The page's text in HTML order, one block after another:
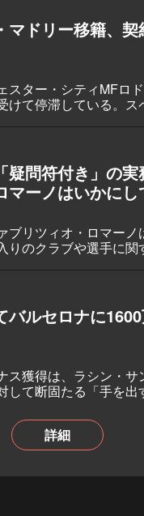
マドリー移籍、契
スター・シティMFロ
けて停滞している。ス
たが、個人条件と移
疑問符付き」の実
ーノはいかにし
ブリツィオ・ロマーノ
りのクラブや選手に関
彼の「Here we go」
バルセロナに
ス獲得は、ラシン・サ
して断固たる「手を出
害に直面している。
トとして浮上している
貴重な戦力を割引価格
詳細